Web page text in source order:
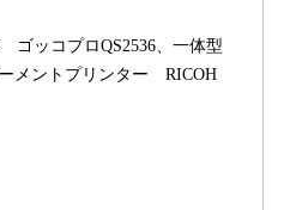
ッコプロQS2536、一体型
メントプリンター RICOH